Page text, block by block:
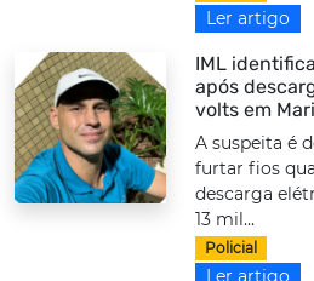
Ler artigo
IML
após
volts em
A suspeita é
furtar fios
descarga
13 mil...
Policial
Ler artigo